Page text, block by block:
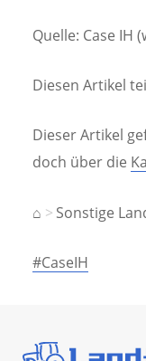
Quelle: Case IH
Diesen Artikel
Dieser Artikel
doch über die
⌂ Sonstige
#CaseIH